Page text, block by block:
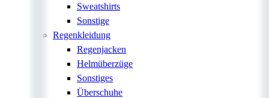
Sweatshirts
Sonstige
Regenkleidung
Regenjacken
Helmüberzüge
Sonstiges
Überschuhe